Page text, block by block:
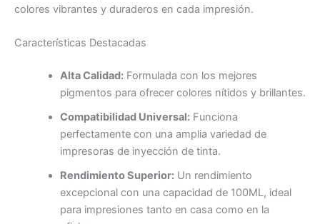
colores vibrantes y duraderos en cada impresión.
Características Destacadas
Alta Calidad:Formulada con los mejores
pigmentos para ofrecer colores nítidos y brillantes.
Compatibilidad Universal:Funciona
perfectamente con una amplia variedad de
impresoras de inyección de tinta.
Rendimiento Superior:Un rendimiento
excepcional con una capacidad de 100ML, ideal
para impresiones tanto en casa como en la